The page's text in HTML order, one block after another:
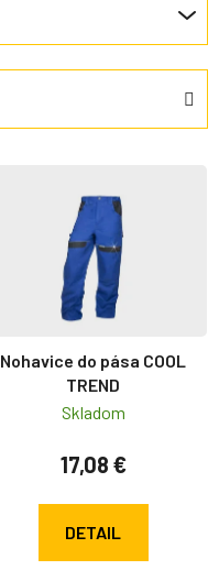
Nohavice do pása COOL
TREND
Skladom
17,08 €
DETAIL